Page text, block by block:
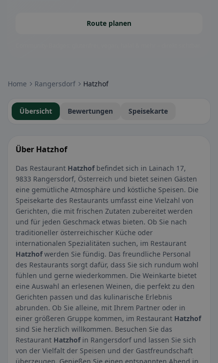
Route planen
Home Rangersdorf Hatzhof
Übersicht Bewertungen Speisekarte
Über Hatzhof
Das Restaurant Hatzhofbefindet sich in Lainach 17,
9833 Rangersdorf, Österreich und bietet seinen Gästen
eine gemütliche Atmosphäre und köstliche Speisen. Die
Speisekarte des Restaurants umfasst eine Vielzahl von
Gerichten, die mit frischen Zutaten zubereitet werden
und für jeden Geschmack etwas bieten. Ob Sie nach
traditioneller österreichischer Küche oder
internationalen Spezialitäten suchen, im Restaurant
Hatzhofwerden Sie fündig. Das freundliche Personal
des Restaurants sorgt dafür, dass Sie sich rundum wohl
fühlen und gerne wiederkommen. Die Weinkarte bietet
eine Auswahl an erlesenen Weinen, die perfekt zu den
Gerichten passen und das kulinarische Erlebnis
abrunden. Ob Sie alleine, mit Ihrem Partner oder in
einer größeren Gruppe kommen, im Restaurant Hatzhof
sind Sie herzlich willkommen. Besuchen Sie das
Restaurant Hatzhofin Rangersdorf und lassen Sie sich
von der Vielfalt der Speisen und der Gastfreundschaft